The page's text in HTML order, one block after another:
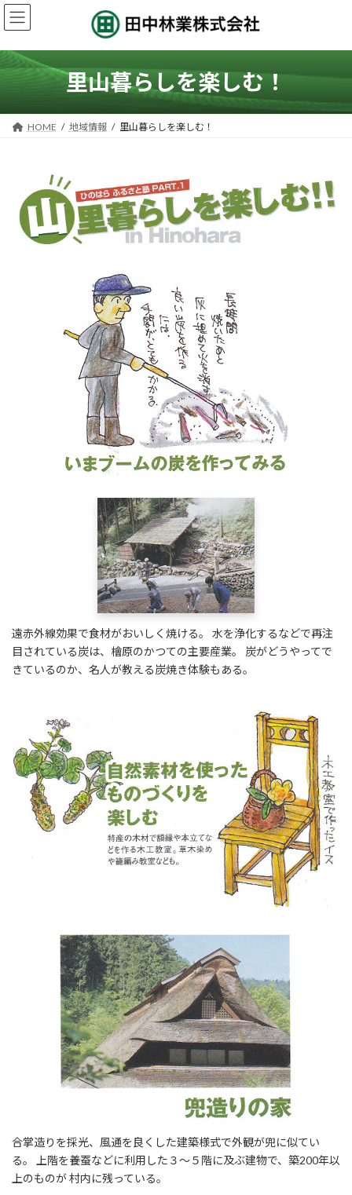
コ
ン
ン
ツ
キ
ナ
ビ
ー
シ
に
里山暮らしを楽しむ！
HOME 地域情報 里山暮らしを楽しむ！
遠赤外線効果で食材がおいしく焼ける。 水を浄化するなどで再注
目されている炭は、檜原のかつての主要産業。 炭がどうやってで
きているのか、名人が教える炭焼き体験もある。
合掌造りを採光、風通を良くした建築様式で外観が兜に似てい
る。 上階を養蚕などに利用した３〜５階に及ぶ建物で、築200年以
上のものが 村内に残っている。